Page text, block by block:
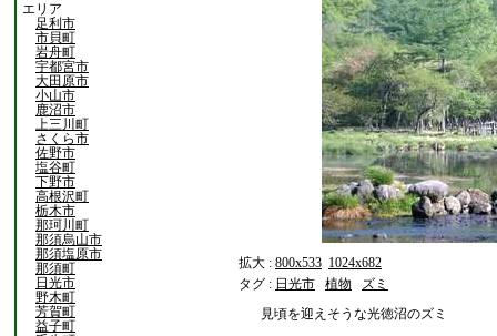
エリア
足利市
市貝町
岩舟町
宇都宮市
大田原市
小山市
鹿沼市
上三川町
さくら市
佐野市
塩谷町
下野市
高根沢町
栃木市
那珂川町
那須烏山市
那須塩原市
那須町
日光市
野木町
芳賀町
益子町
拡大 : 800x533 1024x682
タグ : 日光市 植物
ズミ
見頃を迎えそうな光徳沼のズミ